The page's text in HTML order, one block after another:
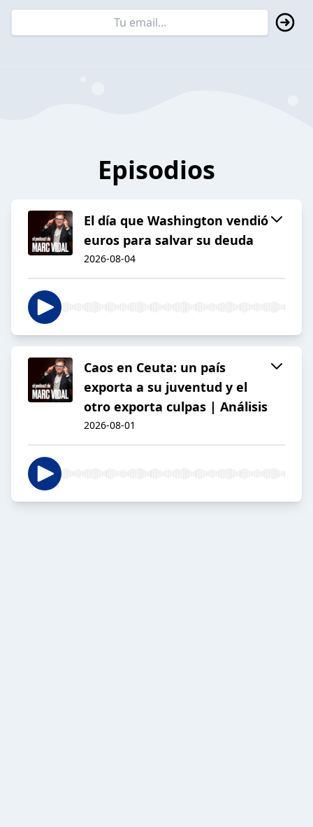
Episodios
El día que Washington vendió
euros para salvar su deuda
2026-08-04
Caos en Ceuta: un país
exporta a su juventud y el
otro exporta culpas | Análisis
2026-08-01